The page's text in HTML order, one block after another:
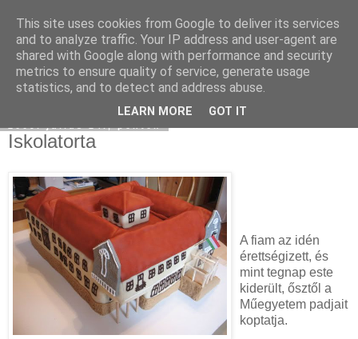
Moha Konyha
Iskolatorta
A fiam az idén
érettségizett, és
mint tegnap este
kiderült, ősztől a
Műegyetem padjait
koptatja.
This site uses cookies from Google to deliver its services
and to analyze traffic. Your IP address and user-agent are
shared with Google along with performance and security
metrics to ensure quality of service, generate usage
statistics, and to detect and address abuse.
LEARN MORE GOT IT